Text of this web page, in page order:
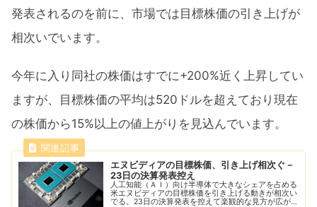
発表されるのを前に、市場では目標株価の引き上げが
相次いでいます。
今年に入り同社の株価はすでに+200%近く上昇してい
ますが、目標株価の平均は520ドルを超えており現在
の株価から15%以上の値上がりを見込んでいます。
エヌビディアの目標株価、引き上げ相次ぐ－
23日の決算発表控え
人工知能（ＡＩ）向け半導体で大きなシェアを占める
米エヌビディアの目標株価を引き上げる動きが相次い
でる。23日の決算発表を控えて楽観的な見方が広が